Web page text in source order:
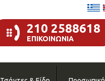
210 2588618
ΕΠΙΚΟΙΝΩΝΙΑ